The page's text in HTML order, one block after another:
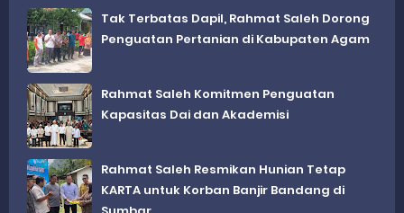
Tak Terbatas Dapil, Rahmat Saleh Dorong
Penguatan Pertanian di Kabupaten Agam
Rahmat Saleh Komitmen Penguatan
Kapasitas Dai dan Akademisi
Rahmat Saleh Resmikan Hunian Tetap
KARTA untuk Korban Banjir Bandang di